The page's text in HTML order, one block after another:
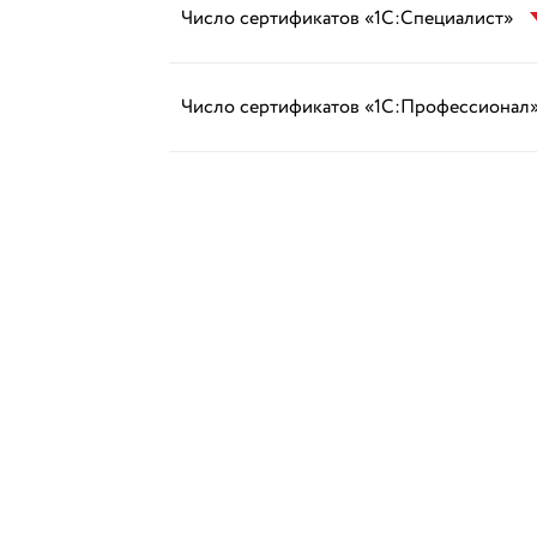
Число сертификатов «1С:Специалист»
Число сертификатов